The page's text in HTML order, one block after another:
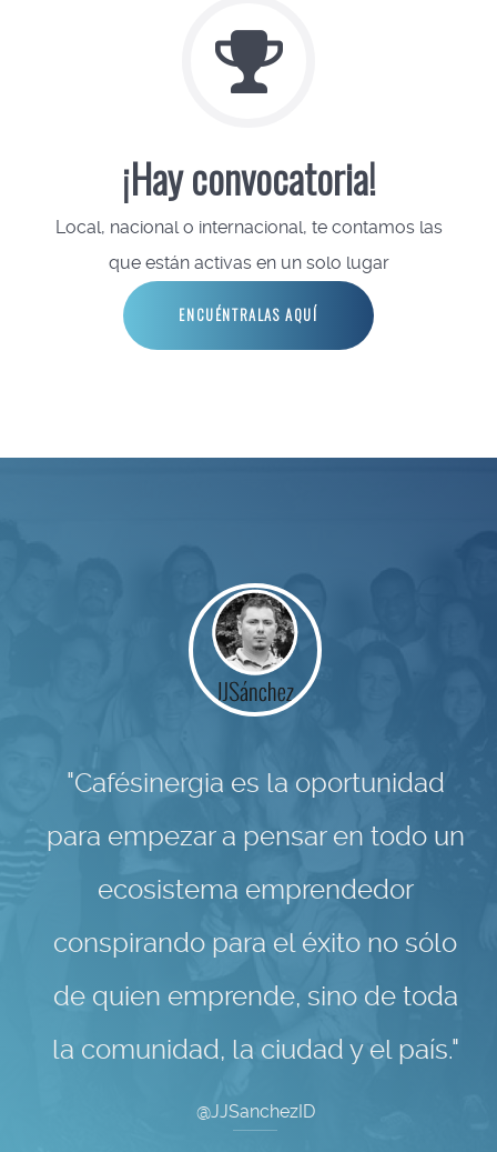
¡Hay convocatoria!
Local, nacional o internacional, te contamos las
que están activas en un solo lugar
ENCUÉNTRALAS AQUÍ
"Cafésinergia es la oportunidad
para empezar a pensar en todo un
ecosistema emprendedor
conspirando para el éxito no sólo
de quien emprende, sino de toda
la comunidad, la ciudad y el país."
@JJSanchezID